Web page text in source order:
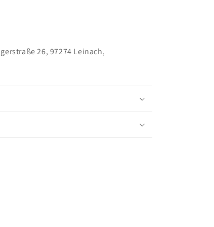
26, 97274 Leinach,